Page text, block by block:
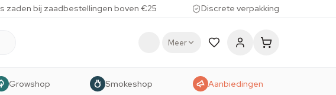
zaden bij zaadbestellingen boven €25 Discrete verpakking
Meer
Growshop Smokeshop Aanbiedingen